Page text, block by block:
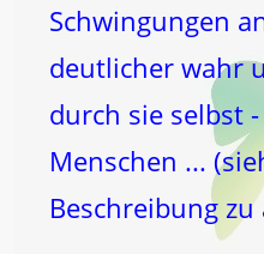
Schwingungen
deutlicher wahr
durch sie selbst
Menschen ...
Beschreibung